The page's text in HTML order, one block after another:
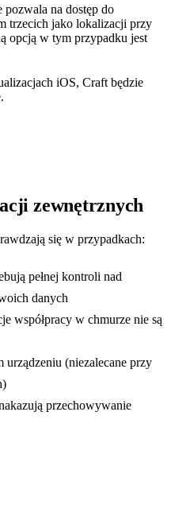
na dostęp do
trzecich jako lokalizacji przy
opcją w tym przypadku jest
iOS, Craft będzie
zewnętrznych
się w przypadkach:
pełnej kontroli nad
danych
współpracy w chmurze nie są
urządzeniu (niezalecane przy
przechowywanie